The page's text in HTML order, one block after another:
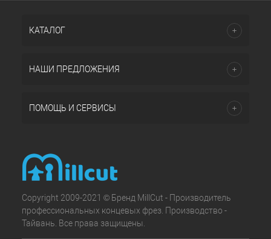
КАТАЛОГ
НАШИ ПРЕДЛОЖЕНИЯ
ПОМОЩЬ И СЕРВИСЫ
Copyright 2009-2021 © Бренд MillCut - Производитель
профессиональных концевых фрез. Производство -
Тайвань. Все права защищены.